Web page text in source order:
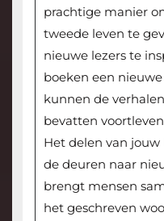
prachtige manier
tweede leven te
nieuwe lezers te
boeken een
kunnen de
bevatten
Het delen van
de deuren naar
brengt mensen
het geschreven